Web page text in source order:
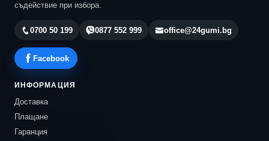
съдействие при избора.
0700 50 199 0877 552 999 office@24gumi.bg
Facebook
ИНФОРМАЦИЯ
Доставка
Плащане
Гаранция